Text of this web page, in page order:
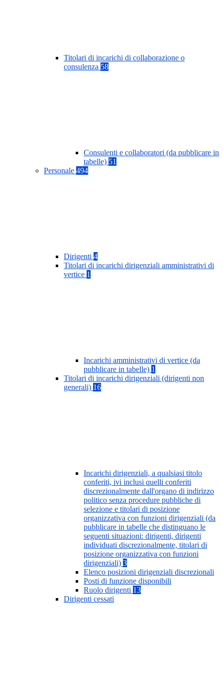
Titolari di incarichi di collaborazione o
consulenza 58
Consulenti e collaboratori (da pubblicare in
tabelle) 51
Personale 494
Dirigenti 4
Titolari di incarichi dirigenziali amministrativi di
vertice 1
Incarichi amministrativi di vertice (da
pubblicare in tabelle) 1
Titolari di incarichi dirigenziali (dirigenti non
generali) 16
Incarichi dirigenziali, a qualsiasi titolo
conferiti, ivi inclusi quelli conferiti
discrezionalmente dall'organo di indirizzo
politico senza procedure pubbliche di
selezione e titolari di posizione
organizzativa con funzioni dirigenziali (da
pubblicare in tabelle che distinguano le
seguenti situazioni: dirigenti, dirigenti
individuati discrezionalmente, titolari di
posizione organizzativa con funzioni
dirigenziali) 3
Elenco posizioni dirigenziali discrezionali
Posti di funzione disponibili
Ruolo dirigenti 13
Dirigenti cessati